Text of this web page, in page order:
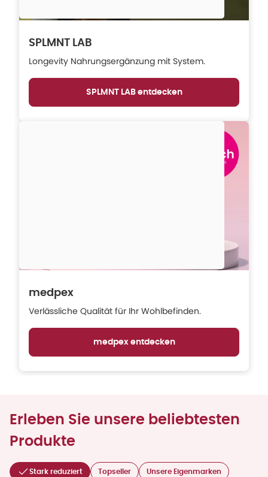
SPLMNT LAB
Longevity Nahrungsergänzung mit System.
SPLMNT LAB entdecken
medpex
Verlässliche Qualität für Ihr Wohlbefinden.
medpex entdecken
Erleben Sie unsere beliebtesten
Produkte
Stark reduziert Topseller Unsere Eigenmarken